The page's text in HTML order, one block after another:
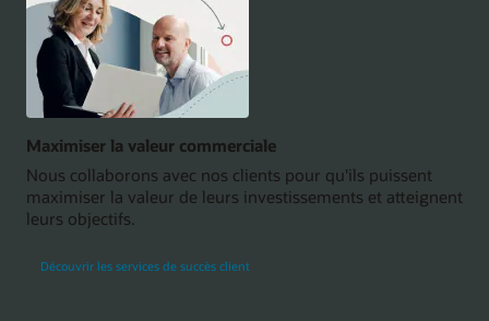
Maximiser la valeur commerciale
Nous collaborons avec nos clients pour qu'ils puissent
maximiser la valeur de leurs investissements et atteignent
leurs objectifs.
Découvrir les services de succès client